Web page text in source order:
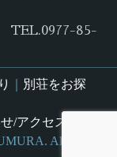
TEL.0977-85-
別荘をお探
/アクセス
All